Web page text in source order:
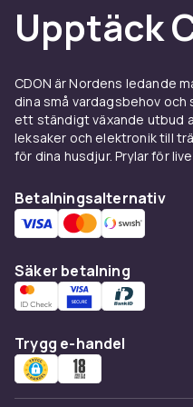
cylindervolym innan
och trådstartare
Fler verktyg
fordon
Fler reservdelar och
fordonet hittar du
specialverktyg för
Startkablar,
för fordonom du vill
startar.
Startar inte
Söker du starthjälp till
handlar det oftast
Upptäck
CDON är Nordens ledande
dina små vardagsbehov och
ett ständigt växande utbud
leksaker och elektronik till
för dina husdjur. Prylar för
Betalningsalternativ
Säker betalning
Trygg e-handel